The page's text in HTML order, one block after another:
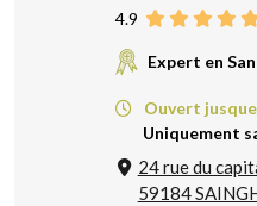
4.9
Expert en
Ouvert
Uniquement
24 rue du
59184